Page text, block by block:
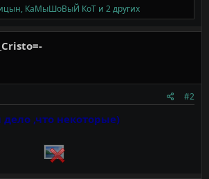
, КаМыШоВыЙ КоТ и 2 других
#2
дело ,что некоторые)